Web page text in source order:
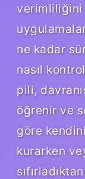
verimliliğini
ne kadar
nasıl
pili,
öğrenir ve
göre
kurarken